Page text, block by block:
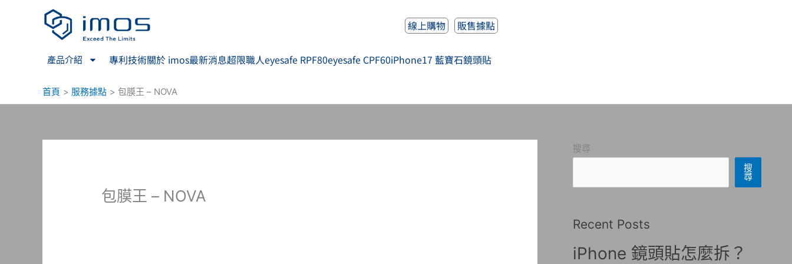
線上購物 販售據點
產品介紹 專利技術關於 imos最新消息超限職人eyesafe RPF80eyesafe CPF60iPhone17 藍寶石鏡頭貼
首頁 服務據點 包膜王 – NOVA
包膜王 – NOVA
搜尋
搜
尋
Recent Posts
iPhone 鏡頭貼怎麼拆？